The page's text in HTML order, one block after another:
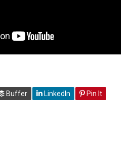
Buffer LinkedIn Pin It